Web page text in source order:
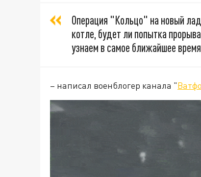
Операция "Кольцо" на новый
котле, будет ли попытка
узнаем в самое ближайшее
– написал военблогер канала "